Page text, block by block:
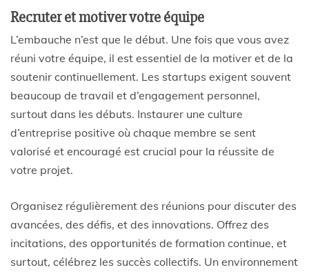
Recruter et motiver votre équipe
L’embauche n’est que le début. Une fois que vous avez
réuni votre équipe, il est essentiel de la motiver et de la
soutenir continuellement. Les startups exigent souvent
beaucoup de travail et d’engagement personnel,
surtout dans les débuts. Instaurer une culture
d’entreprise positive où chaque membre se sent
valorisé et encouragé est crucial pour la réussite de
votre projet.
Organisez régulièrement des réunions pour discuter des
avancées, des défis, et des innovations. Offrez des
incitations, des opportunités de formation continue, et
surtout, célébrez les succès collectifs. Un environnement